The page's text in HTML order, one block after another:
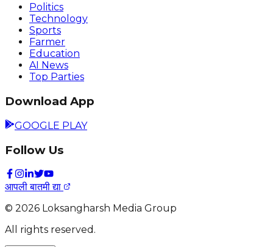
Politics
Technology
Sports
Farmer
Education
AI News
Top Parties
Download App
GOOGLE PLAY
Follow Us
आपली बातमी द्या
© 2026 Loksangharsh Media Group
All rights reserved.